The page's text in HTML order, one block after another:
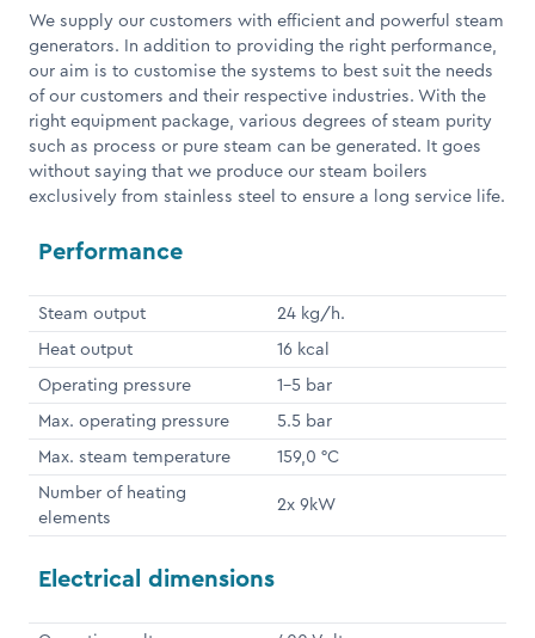
We supply our customers with efficient and powerful steam
generators. In addition to providing the right performance,
our aim is to customise the systems to best suit the needs
of our customers and their respective industries. With the
right equipment package, various degrees of steam purity
such as process or pure steam can be generated. It goes
without saying that we produce our steam boilers
exclusively from stainless steel to ensure a long service life.
Performance
Steam output
24 kg/h.
Heat output
16 kcal
Operating pressure
1-5 bar
Max. operating pressure
5.5 bar
Max. steam temperature
159,0 °C
Number of heating
elements
2x 9kW
Electrical dimensions